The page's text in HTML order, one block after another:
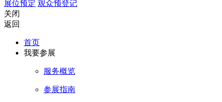
展位预定 观众预登记
关闭
返回
首页
我要参展
服务概览
参展指南